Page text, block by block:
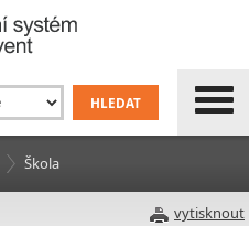
Škola
vytisknout